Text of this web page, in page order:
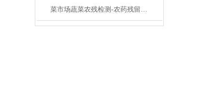
菜市场蔬菜农残检测-农药残留分析仪